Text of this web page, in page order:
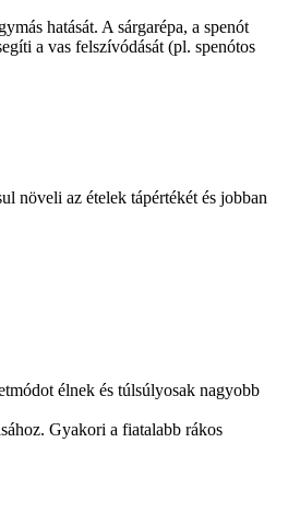
hatását. A sárgarépa, a spenót
a vas felszívódását (pl. spenótos
növeli az ételek tápértékét és jobban
élnek és túlsúlyosak nagyobb
Gyakori a fiatalabb rákos